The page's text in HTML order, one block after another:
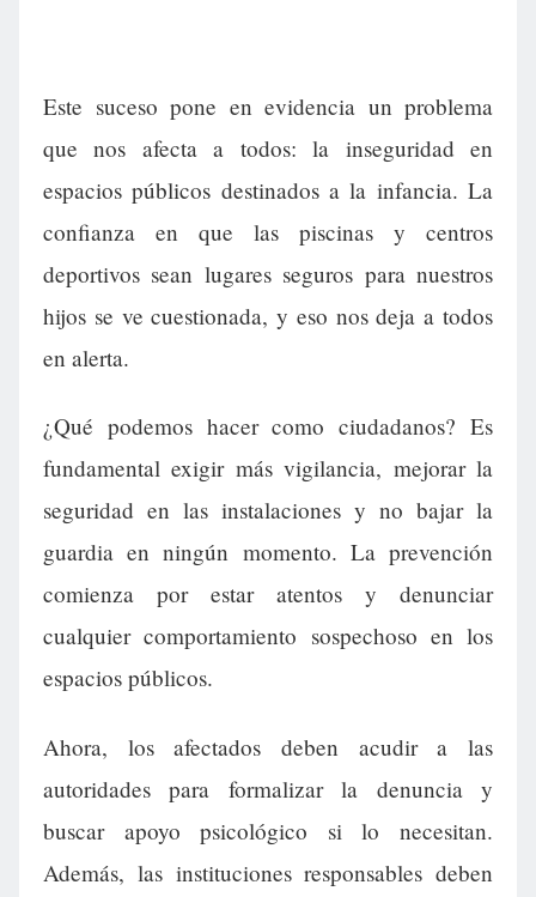
Este suceso pone en evidencia un problema
que nos afecta a todos: la inseguridad en
espacios públicos destinados a la infancia. La
confianza en que las piscinas y centros
deportivos sean lugares seguros para nuestros
hijos se ve cuestionada, y eso nos deja a todos
en alerta.
¿Qué podemos hacer como ciudadanos? Es
fundamental exigir más vigilancia, mejorar la
seguridad en las instalaciones y no bajar la
guardia en ningún momento. La prevención
comienza por estar atentos y denunciar
cualquier comportamiento sospechoso en los
espacios públicos.
Ahora, los afectados deben acudir a las
autoridades para formalizar la denuncia y
buscar apoyo psicológico si lo necesitan.
Además, las instituciones responsables deben